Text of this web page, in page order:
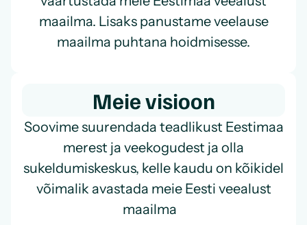
maailma. Lisaks panustame veelause
maailma puhtana hoidmisesse.
Meie visioon
Soovime suurendada teadlikust Eestimaa
merest ja veekogudest ja olla
sukeldumiskeskus, kelle kaudu on kõikidel
võimalik avastada meie Eesti veealust
maailma